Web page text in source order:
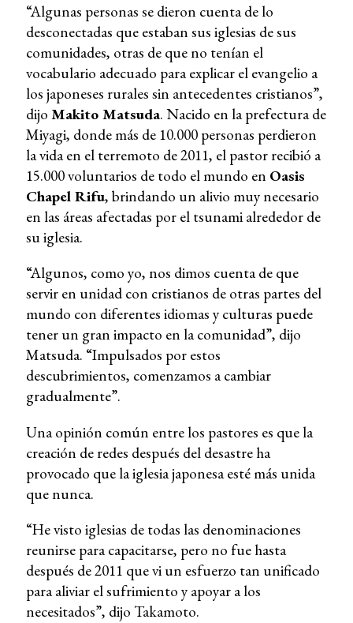
“Algunas personas se dieron cuenta de lo
desconectadas que estaban sus iglesias de sus
comunidades, otras de que no tenían el
vocabulario adecuado para explicar el evangelio a
los japoneses rurales sin antecedentes cristianos”,
dijo Makito Matsuda. Nacido en la prefectura de
Miyagi, donde más de 10.000 personas perdieron
la vida en el terremoto de 2011, el pastor recibió a
15.000 voluntarios de todo el mundo en Oasis
Chapel Rifu, brindando un alivio muy necesario
en las áreas afectadas por el tsunami alrededor de
su iglesia.
“Algunos, como yo, nos dimos cuenta de que
servir en unidad con cristianos de otras partes del
mundo con diferentes idiomas y culturas puede
tener un gran impacto en la comunidad”, dijo
Matsuda. “Impulsados por estos
descubrimientos, comenzamos a cambiar
gradualmente”.
Una opinión común entre los pastores es que la
creación de redes después del desastre ha
provocado que la iglesia japonesa esté más unida
que nunca.
“He visto iglesias de todas las denominaciones
reunirse para capacitarse, pero no fue hasta
después de 2011 que vi un esfuerzo tan unificado
para aliviar el sufrimiento y apoyar a los
necesitados”, dijo Takamoto.